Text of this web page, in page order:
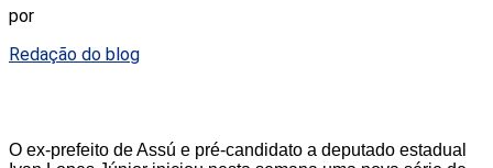
por
Redação do blog
O ex-prefeito de Assú e pré-candidato a deputado estadual